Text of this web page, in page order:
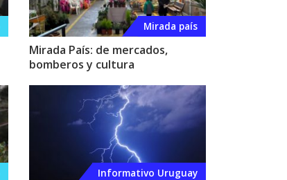
Mirada país
Mirada País: de mercados,
bomberos y cultura
Informativo Uruguay